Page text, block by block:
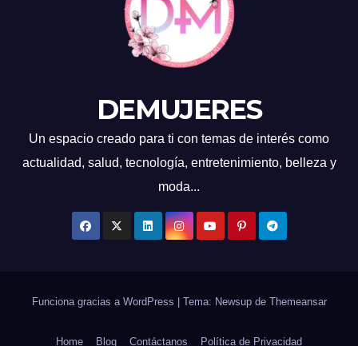
DEMUJERES
Un espacio creado para ti con temas de interés como
actualidad, salud, tecnología, entretenimiento, belleza y
moda...
Funciona gracias a WordPress Tema: Newsup de Themeansar
Home Blog Contáctanos Política de Privacidad